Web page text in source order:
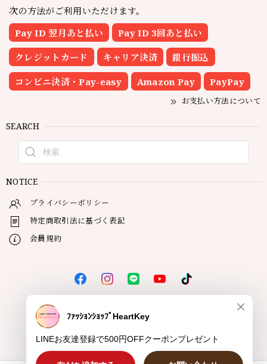
次の方法がご利用いただけます。
Pay ID 翌月あと払い
Pay ID 3回あと払い
クレジットカード キャリア決済 銀行振込
コンビニ決済・Pay-easy Amazon Pay PayPay
お支払い方法について
SEARCH
NOTICE
プライバシーポリシー
特定商取引法に基づく表記
会員規約
© HeartKey